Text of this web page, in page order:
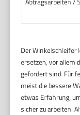
Der Winkelschleifer
ersetzen, vor allem
gefordert sind. Für
meist die bessere
etwas Erfahrung,
sicher zu arbeiten.